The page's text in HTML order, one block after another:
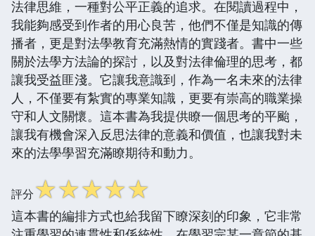
法律思維，一種對公平正義的追求。在閱讀過程中，
我能夠感受到作者的用心良苦，他們不僅是知識的傳
播者，更是對法學教育充滿熱情的實踐者。書中一些
關於法學方法論的探討，以及對法律倫理的思考，都
讓我受益匪淺。它讓我意識到，作為一名未來的法律
人，不僅要有紮實的專業知識，更要有崇高的職業操
守和人文關懷。這本書為我提供瞭一個思考的平颱，
讓我有機會深入反思法律的意義和價值，也讓我對未
來的法學學習充滿瞭期待和動力。
評分☆☆☆☆☆
這本書的編排方式也給我留下瞭深刻的印象，它非常